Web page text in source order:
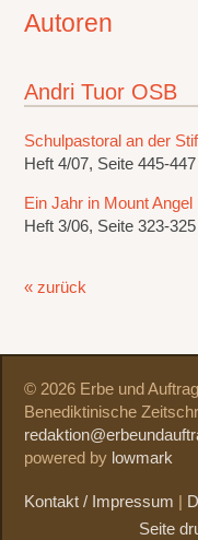
Autoren
Andri Tuor OSB
Schulpastoral an der
Heft 4/07, Seite 445-447
Ein Jahr in Mount Angel
Heft 3/06, Seite 323-325
« zurück
© 2026 Erbe und
Benediktinische
powered by lowmark
Kontakt / Impressum
Seite